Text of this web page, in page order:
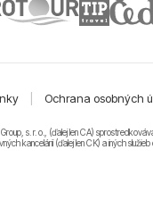
Ochrana osobných
s. r. o., (ďalej len CA)
kancelárii (ďalej len CK) a iných služieb